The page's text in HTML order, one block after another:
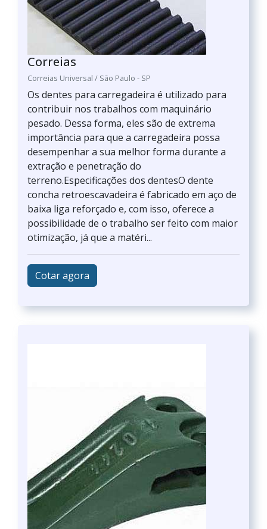
Correias
Correias Universal / São Paulo - SP
Os dentes para carregadeira é utilizado para
contribuir nos trabalhos com maquinário
pesado. Dessa forma, eles são de extrema
importância para que a carregadeira possa
desempenhar a sua melhor forma durante a
extração e penetração do
terreno.Especificações dos dentesO dente
concha retroescavadeira é fabricado em aço de
baixa liga reforçado e, com isso, oferece a
possibilidade de o trabalho ser feito com maior
otimização, já que a matéri...
Cotar agora